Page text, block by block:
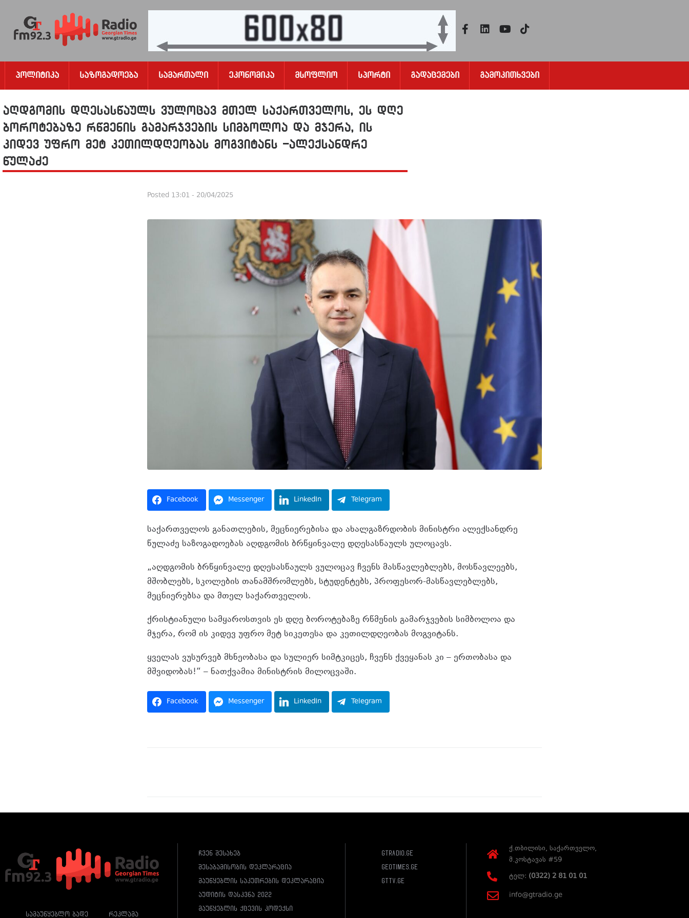
Პოლიტიკა Საზოგადოება Სამართალი Ეკონომიკა Მსოფლიო Სპორტი Გადაცემები Გამოკითხვები
აღდგომის დღესასწაულს ვულოცავ მთელ საქართველოს, ეს დღე
ბოროტებაზე რწმენის გამარჯვების სიმბოლოა და მჯერა, ის
კიდევ უფრო მეტ კეთილდღეობას მოგვიტანს -ალექსანდრე
წულაძე
Posted 13:01 - 20/04/2025
Facebook Messenger LinkedIn Telegram
საქართველოს განათლების, მეცნიერებისა და ახალგაზრდობის მინისტრი ალექსანდრე
წულაძე საზოგადოებას აღდგომის ბრწყინვალე დღესასწაულს ულოცავს.
„აღდგომის ბრწყინვალე დღესასწაულს ვულოცავ ჩვენს მასწავლებლებს, მოსწავლეებს,
მშობლებს, სკოლების თანამშრომლებს, სტუდენტებს, პროფესორ-მასწავლებლებს,
მეცნიერებსა და მთელ საქართველოს.
ქრისტიანული სამყაროსთვის ეს დღე ბოროტებაზე რწმენის გამარჯვების სიმბოლოა და
მჯერა, რომ ის კიდევ უფრო მეტ სიკეთესა და კეთილდღეობას მოგვიტანს.
ყველას ვუსურვებ მხნეობასა და სულიერ სიმტკიცეს, ჩვენს ქვეყანას კი – ერთობასა და
მშვიდობას!“ – ნათქვამია მინისტრის მილოცვაში.
Facebook Messenger LinkedIn Telegram
სამაუწყებლო ბადე რეკლამა
ჩვენ შესახებ
შესაბამისობის დეკლარაცია
მაუწყებლის საკუთრების დეკლარაცია
აუდიტის დასკვნა 2022
მაუწყებლის ქცევის კოდექსი
gtradio.ge
geotimes.ge
gttv.ge
ქ.თბილისი, საქართველო,
მ.კოსტავას #59
ტელ: (0322) 2 81 01 01
info@gtradio.ge